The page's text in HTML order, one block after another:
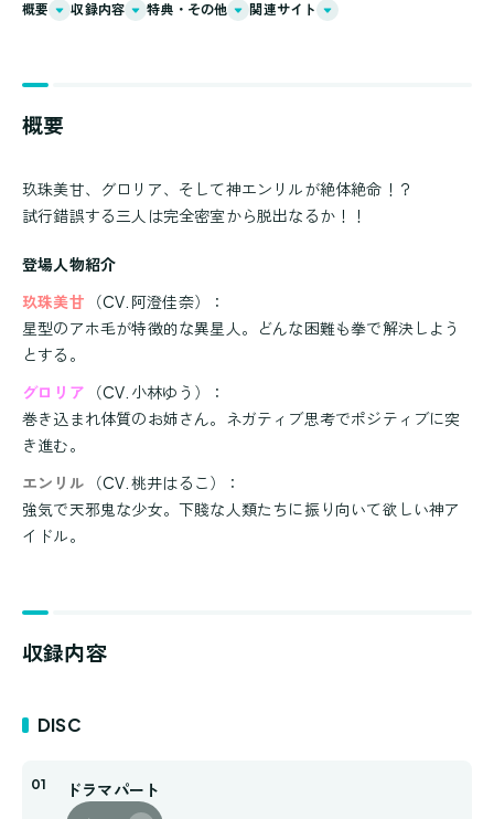
概要 収録内容 特典・その他 関連サイト
概要
玖珠美甘、グロリア、そして神エンリルが絶体絶命！？
試行錯誤する三人は完全密室から脱出なるか！！
登場人物紹介
玖珠美甘 （CV. 阿澄佳奈）：
星型のアホ毛が特徴的な異星人。どんな困難も拳で解決しよう
とする。
グロリア （CV. 小林ゆう）：
巻き込まれ体質のお姉さん。ネガティブ思考でポジティブに突
き進む。
エンリル （CV.桃井はるこ）：
強気で天邪鬼な少女。下賤な人類たちに振り向いて欲しい神ア
イドル。
収録内容
DISC
ドラマパート